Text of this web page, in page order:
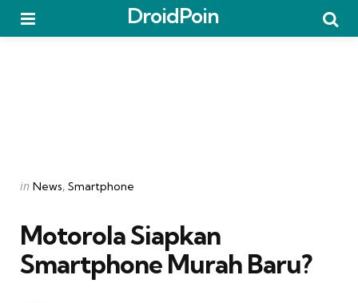
DroidPoin
Categories
Posted
in News Smartphone
Motorola Siapkan
Smartphone Murah Baru?